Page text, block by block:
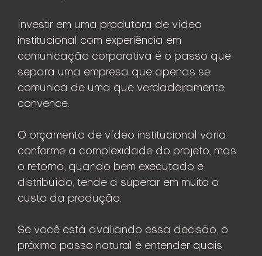
Investir em uma produtora de vídeo
institucional com experiência em
comunicação corporativa é o passo que
separa uma empresa que apenas se
comunica de uma que verdadeiramente
convence.
O orçamento de vídeo institucional varia
conforme a complexidade do projeto, mas
o retorno, quando bem executado e
distribuído, tende a superar em muito o
custo da produção.
Se você está avaliando essa decisão, o
próximo passo natural é entender quais